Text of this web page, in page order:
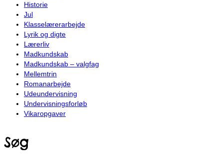
Historie
Jul
Klasselærerarbejde
Lyrik og digte
Lærerliv
Madkundskab
Madkundskab – valgfag
Mellemtrin
Romanarbejde
Udeundervisning
Undervisningsforløb
Vikaropgaver
Søg